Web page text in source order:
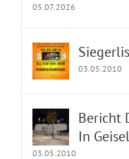
05.07.2026
03.05.2010
Bericht
In
03.05.2010